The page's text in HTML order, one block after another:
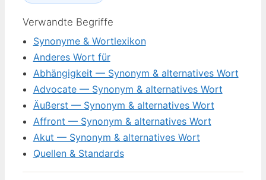
Verwandte Begriffe
Synonyme & Wortlexikon
Anderes Wort für
Abhängigkeit — Synonym & alternatives Wort
Advocate — Synonym & alternatives Wort
Äußerst — Synonym & alternatives Wort
Affront — Synonym & alternatives Wort
Akut — Synonym & alternatives Wort
Quellen & Standards